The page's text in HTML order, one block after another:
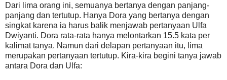
Dari lima orang ini, semuanya bertanya dengan panjang-
panjang dan tertutup. Hanya Dora yang bertanya dengan
singkat karena ia harus balik menjawab pertanyaan Ulfa
Dwiyanti. Dora rata-rata hanya melontarkan 15.5 kata per
kalimat tanya. Namun dari delapan pertanyaan itu, lima
merupakan pertanyaan tertutup. Kira-kira begini tanya jawab
antara Dora dan Ulfa: